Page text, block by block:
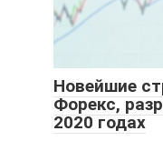
Новейшие
Форекс,
2020 годах